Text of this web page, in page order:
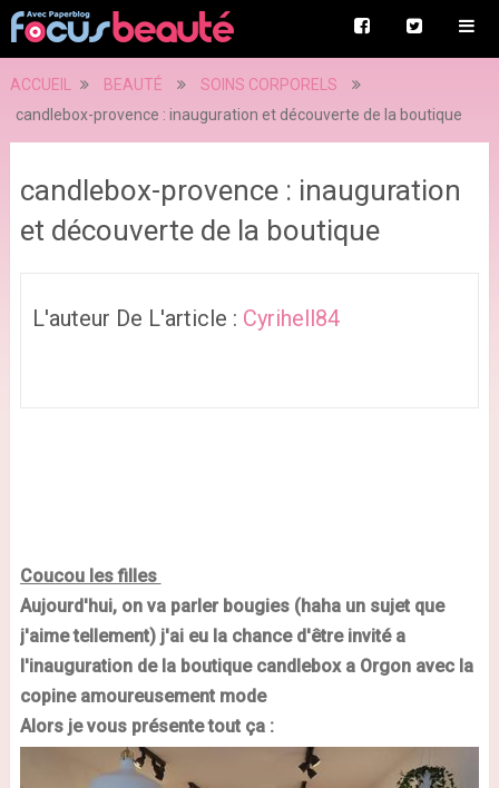
ACCUEIL BEAUTÉ
SOINS CORPORELS
candlebox-provence : inauguration et découverte de la boutique
candlebox-provence : inauguration
et découverte de la boutique
L'auteur De L'article : Cyrihell84
Coucou les filles
Aujourd'hui, on va parler bougies (hahaun sujet que
j'aime tellement) j'ai eu la chance d'être invité a
l'inauguration de la boutique candleboxa Orgon avec la
copine amoureusement mode
Alors je vous présente tout ça :